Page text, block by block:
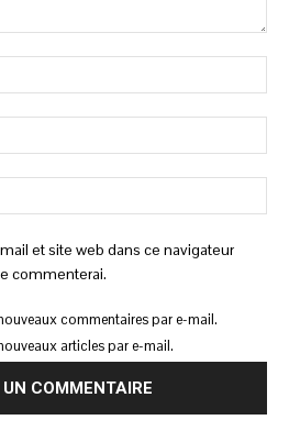
et site web dans ce navigateur
commenterai.
commentaires par e-mail.
articles par e-mail.